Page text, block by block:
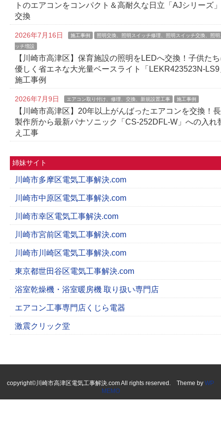
トのエアコンをコンパクト＆高耐久な日立「AJシリーズ
交換
2026年7月16日 施工事例
照明交換、照明スイッチ修理、照明スイッチ交換、照明
ッチ増設
【川崎市高津区】保育施設の照明をLEDへ交換！子供た
優しく省エネな大光量ベースライト「LEKR423523N-LS9
施工事例
2026年7月9日 エアコン取り付け、修理、交換、新規設置工事 施工事例
【川崎市高津区】20年以上がんばったエアコンを交換！
製作所から最新パナソニック「CS-252DFL-W」への入れ
え工事
姉妹サイト
川崎市多摩区電気工事解決.com
川崎市中原区電気工事解決.com
川崎市幸区電気工事解決.com
川崎市宮前区電気工事解決.com
川崎市川崎区電気工事解決.com
東京都世田谷区電気工事解決.com
浴室乾燥機・浴室暖房機 取り扱い専門店
エアコン工事専門店くじら電器
激震クリック堂
copyright©川崎市高津区電気工事解決.com All rights reserved. Theme by WP
MEMO